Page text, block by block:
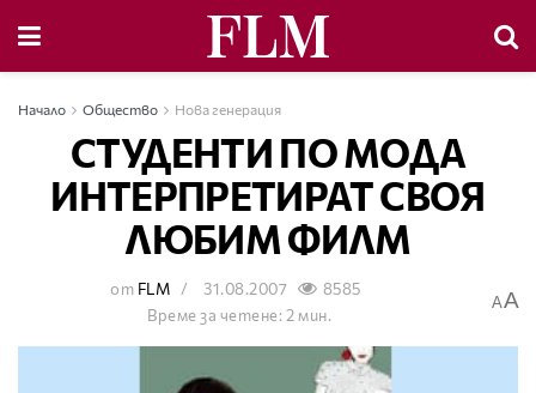
Начало Общество Нова генерация
СТУДЕНТИ ПО МОДА
ИНТЕРПРЕТИРАТ СВОЯ
ЛЮБИМ ФИЛМ
от FLM 31.08.2007
8585
Време за четене: 2 мин.
AA